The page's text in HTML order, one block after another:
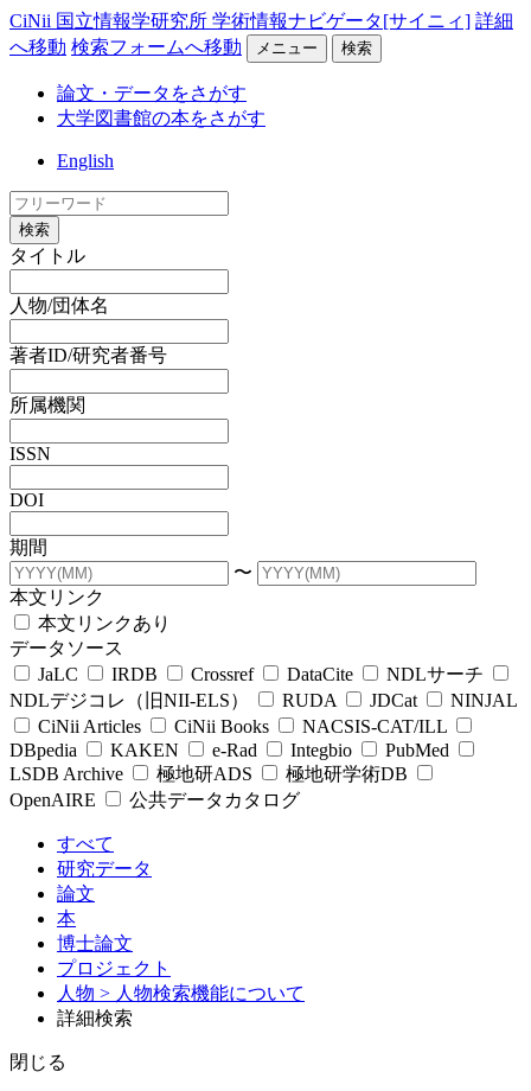
CiNii 国立情報学研究所 学術情報ナビゲータ[サイニィ] 詳細
へ移動 検索フォームへ移動 メニュー 検索
論文・データをさがす
大学図書館の本をさがす
English
検索
タイトル
人物/団体名
著者ID/研究者番号
所属機関
ISSN
DOI
期間
〜
本文リンク
本文リンクあり
データソース
JaLC
IRDB Crossref DataCite
NDLサーチ
NDLデジコレ（旧NII-ELS）
RUDA JDCat
NINJAL
CiNii Articles
CiNii Books
NACSIS-CAT/ILL
DBpedia
KAKEN e-Rad Integbio
PubMed
LSDB Archive
極地研ADS
極地研学術DB
OpenAIRE
公共データカタログ
すべて
研究データ
論文
本
博士論文
プロジェクト
人物 > 人物検索機能について
詳細検索
閉じる